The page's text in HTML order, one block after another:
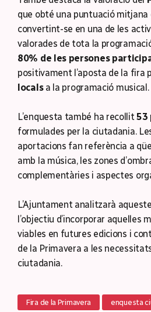
que obté una puntuació mitjana
convertint-se en una de les
valorades de tota la
80% de les persones
positivament l’aposta de la fira
localsa la programació musical.
L’enquesta també ha recollit53
formulades per la ciutadania.
aportacions fan referència a
amb la música, les zones
complementàries i aspectes
L’Ajuntament analitzarà
l’objectiu d’incorporar aquelles
viables en futures edicions i
de la Primavera a les
ciutadania.
Fira de la Primavera enquesta